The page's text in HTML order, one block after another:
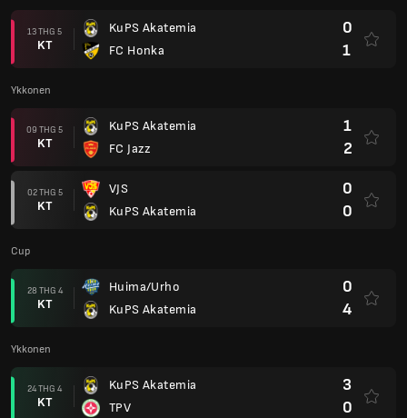
13 THG 5
KT
KuPS Akatemia
FC Honka
0
1
Ykkonen
09 THG 5
KT
KuPS Akatemia
FC Jazz
1
2
02 THG 5
KT
VJS
KuPS Akatemia
0
0
Cup
28 THG 4
KT
Huima/Urho
KuPS Akatemia
0
4
Ykkonen
24 THG 4
KT
KuPS Akatemia
TPV
3
0